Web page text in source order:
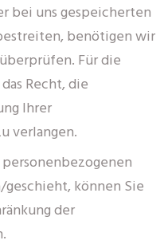
bei uns gespeicherten
benötigen wir
Für die
Recht, die
Ihrer
verlangen.
können Sie
der